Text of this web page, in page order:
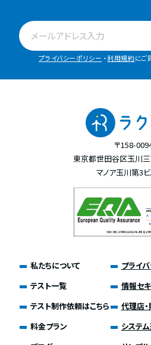
プライバシーポリシー ・利用規約にご
〒158-
東京都世田谷区玉川
マノア玉川第3
私たちについて
テスト一覧
テスト制作依頼はこちら
料金プラン
プライ
情報セキ
代理店
システ